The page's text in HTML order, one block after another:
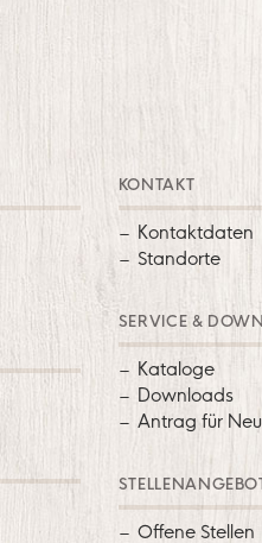
KONTAKT
Kontaktdaten
Standorte
SERVICE &
Kataloge
Downloads
Antrag für
Offene Stellen